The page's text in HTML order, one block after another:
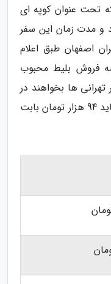
تحت عنوان کوپه ای
و مدت زمان این سفر
اصفهان طبق اعلام
فروش بلیط محبوب
ها بخواهند در
عید با اتوبوس راهی اصفهان شوند باید 94 هزار تومان بابت